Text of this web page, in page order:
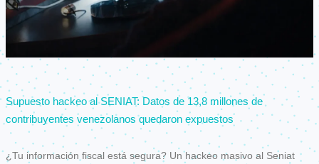
Supuesto hackeo al SENIAT: Datos de 13,8 millones de
contribuyentes venezolanos quedaron expuestos
¿Tu información fiscal está segura? Un hackeo masivo al Seniat